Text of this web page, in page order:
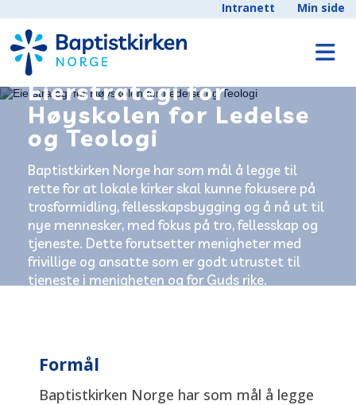
Intranett Min side
Eierstrategi for
Høyskolen for Ledelse
og Teologi
Baptistkirken Norge har som mål å legge til
rette for at lokale kirker skal kunne fokusere på
trosformidling, fellesskapsbygging og å nå ut til
nye mennesker, med fokus på tro, fellesskap og
tjeneste. Dette forutsetter menigheter med
frivillige og ansatte som er godt utrustet til
tjeneste i menigheten og for Guds rike.
Formål
Baptistkirken Norge har som mål å legge